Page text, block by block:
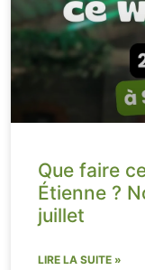
Que faire
Étienne ?
juillet
LIRE LA SUITE »